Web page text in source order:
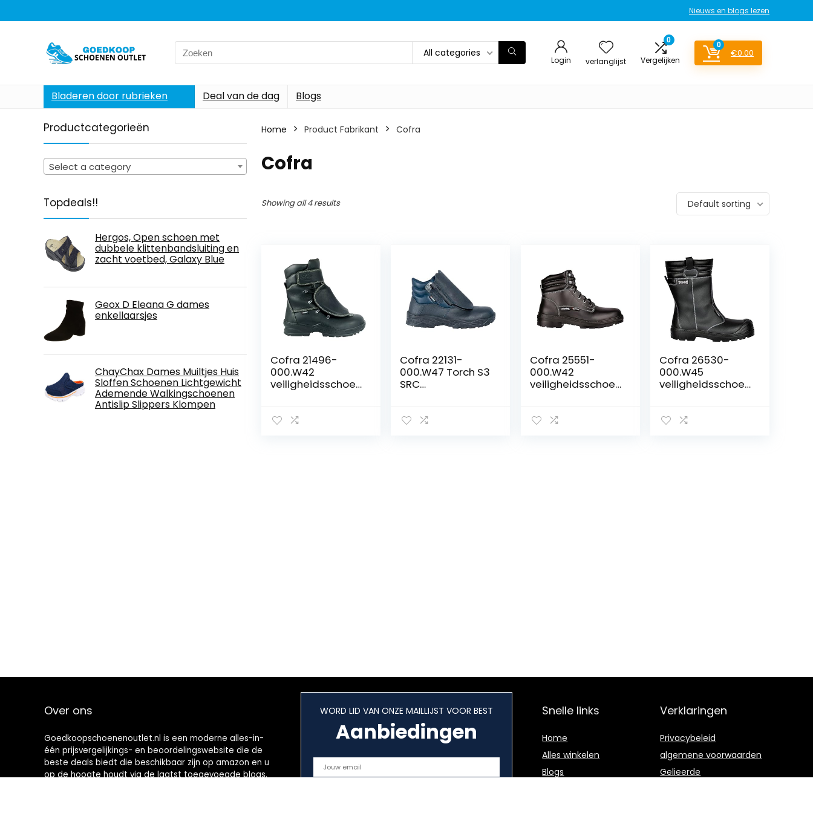
Nieuws en blogs lezen
Search
for:
All categories
Login verlanglijst
0
Vergelijken
0
€0.00
Bladeren door rubrieken Deal van de dag Blogs
Productcategorieën
Select a category
Topdeals!!
Hergos, Open schoen met
dubbele klittenbandsluiting en
zacht voetbed, Galaxy Blue
Geox D Eleana G dames
enkellaarsjes
ChayChax Dames Muiltjes Huis
Sloffen Schoenen Lichtgewicht
Ademende Walkingschoenen
Antislip Slippers Klompen
Home Product Fabrikant ‎Cofra
‎Cofra
Showing all 4 results Default sorting
Cofra 21496-
000.W42
veiligheidsschoen
Cofra 22131-
000.W47 Torch S3
SRC
blauw
Cofra 25551-
000.W42
veiligheidsschoen
zwart
Cofra 26530-
000.W45
veiligheidsschoen
zwart
Over ons
Goedkoopschoenenoutlet.nl is een moderne alles-in-
één prijsvergelijkings- en beoordelingswebsite die de
beste deals biedt die beschikbaar zijn op amazon en u
op de hoogte houdt via de laatst toegevoegde blogs.
WORD LID VAN ONZE MAILLIJST VOOR BEST
Aanbiedingen
Snelle links
Home
Alles winkelen
Blogs
Verklaringen
Privacybeleid
algemene voorwaarden
Gelieerde